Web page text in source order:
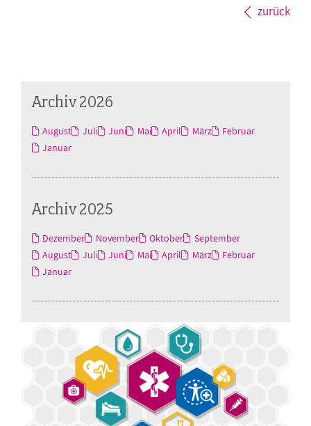
zurück
Archiv 2026
August Juli Juni Mai April März
Februar
Januar
Archiv 2025
Dezember November Oktober
September
August
Juli Juni Mai April März
Februar
Januar